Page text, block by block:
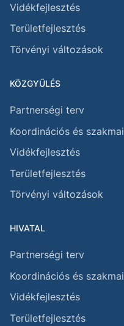
Vidékfejlesztés
Területfejlesztés
Törvényi változások
KÖZGYŰLÉS
Partnerségi terv
Koordinációs és
Vidékfejlesztés
Területfejlesztés
Törvényi változások
HIVATAL
Partnerségi terv
Koordinációs és
Vidékfejlesztés
Területfejlesztés